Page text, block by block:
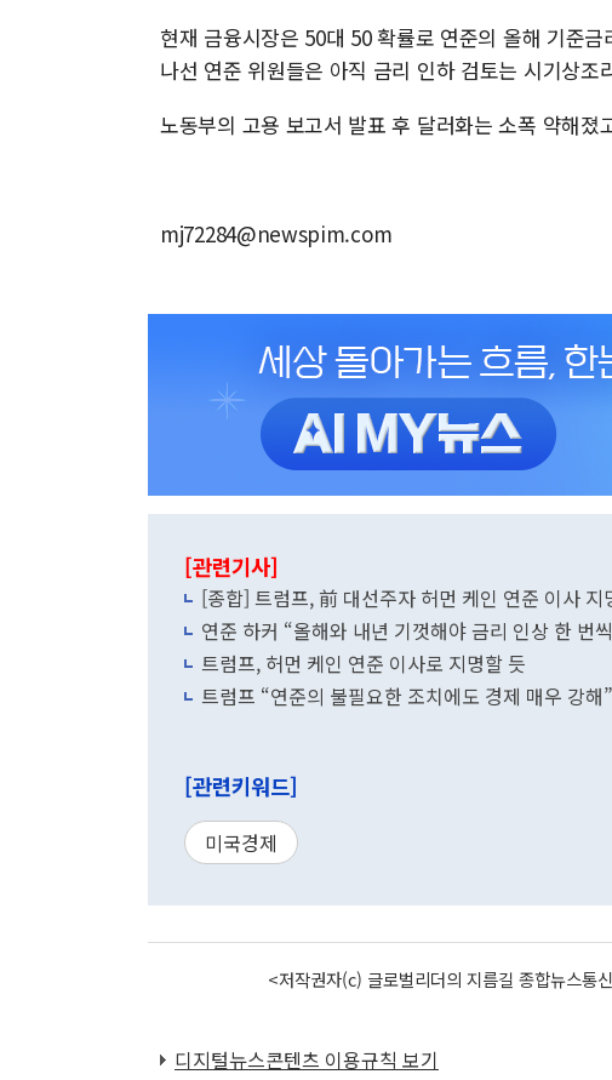
현재 금융시장은 50대 50 확률로 연준의 올해 기준
나선 연준 위원들은 아직 금리 인하 검토는 시기상조
노동부의 고용 보고서 발표 후 달러화는 소폭 약해
mj72284@newspim.com
[관련기사]
[종합] 트럼프, 前 대선주자 허먼 케인 연준 이사 지
연준 하커 “올해와 내년 기껏해야 금리 인상 한 번
트럼프, 허먼 케인 연준 이사로 지명할 듯
트럼프 “연준의 불필요한 조치에도 경제 매우 강해”
[관련키워드]
미국경제
<저작권자(c) 글로벌리더의 지름길 종합뉴스
디지털뉴스콘텐츠 이용규칙 보기